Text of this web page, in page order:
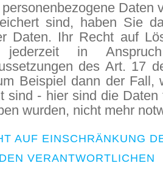
personenbezogene Daten
sind, haben Sie
Daten. Ihr Recht auf
in
des Art. 17
Beispiel dann der Fall,
sind - hier sind die
wurden, nicht mehr
AUF EINSCHRÄNKUNG
VERANTWORTLICHEN